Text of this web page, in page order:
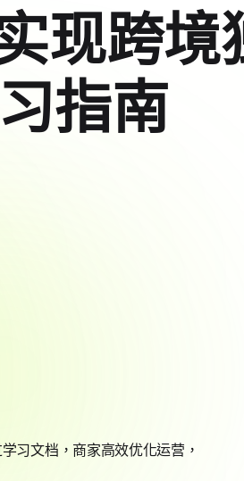
现跨境
指南
习文档，商家高效优化运营，